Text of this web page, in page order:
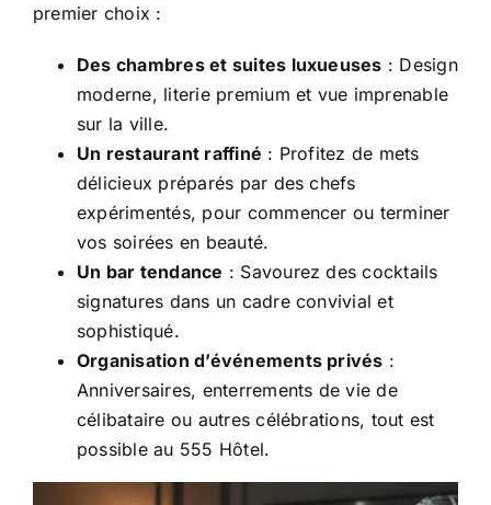
premier choix :
Des chambres et suites luxueuses : Design
moderne, literie premium et vue imprenable
sur la ville.
Un restaurant raffiné : Profitez de mets
délicieux préparés par des chefs
expérimentés, pour commencer ou terminer
vos soirées en beauté.
Un bar tendance : Savourez des cocktails
signatures dans un cadre convivial et
sophistiqué.
Organisation d’événements privés :
Anniversaires, enterrements de vie de
célibataire ou autres célébrations, tout est
possible au 555 Hôtel.